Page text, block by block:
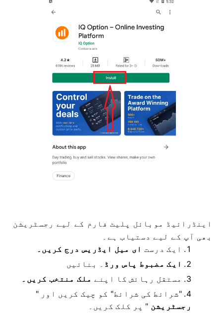
اینڈرائیڈ موبائل پلیٹ فارم کے لیے رجسٹریشن
بھی آپ کے لیے دستیاب ہے۔
ایک درست ای میل ایڈریس درج کریں۔
ایک مضبوط پاس ورڈ
بنائیں ۔
اپنے
مستقل رہائش کا
ملک منتخب کریں۔
"شرائط کی شرائط" کو چیک کریں اور "
رجسٹریشن " پر کلک کریں۔